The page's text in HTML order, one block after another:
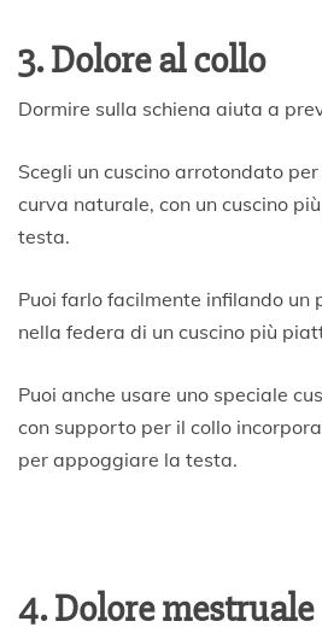
3. Dolore al collo
Dormire sulla schiena aiuta a
Scegli un cuscino arrotondato
curva naturale, con un cuscino
testa.
Puoi farlo facilmente infilando un
nella federa di un cuscino più
Puoi anche usare uno speciale
con supporto per il collo
per appoggiare la testa.
4. Dolore mestruale